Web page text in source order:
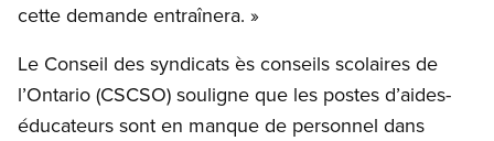
cette demande entraînera. »
Le Conseil des syndicats ès conseils scolaires de
l’Ontario (CSCSO) souligne que les postes d’aides-
éducateurs sont en manque de personnel dans